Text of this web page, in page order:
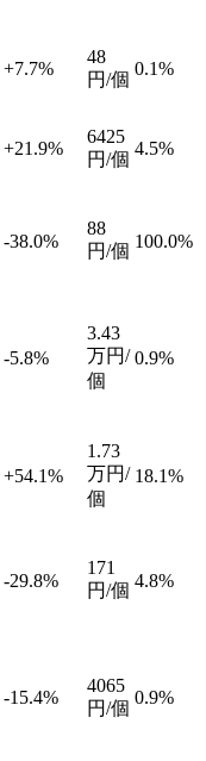
+7.7%
48
円/個
0.1%
+21.9%
6425
円/個
4.5%
-38.0%
88
円/個 100.0%
-5.8%
3.43
万円/
個
0.9%
+54.1%
1.73
万円/
個
18.1%
-29.8%
171
円/個 4.8%
-15.4%
4065
円/個
0.9%